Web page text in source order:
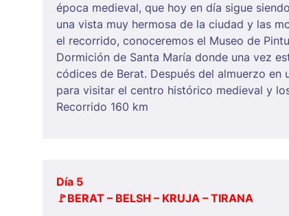
época medieval, que hoy en día sigue
una vista muy hermosa de la ciudad y las
el recorrido, conoceremos el Museo de
Dormición de Santa María donde una vez
códices de Berat. Después del almuerzo
para visitar el centro histórico medieval y
Recorrido 160 km
Día 5
🚩BERAT – BELSH – KRUJA – TIRANA